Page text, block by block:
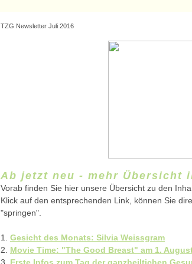
TZG Newsletter Juli 2016
Ab jetzt neu - mehr Übersicht
Vorab finden Sie hier unsere Übersicht zu den
Klick auf den entsprechenden Link, können Sie
"springen".
1. Gesicht des Monats: Silvia Weissgram
2. Movie Time: "The Good Breast" am 1.